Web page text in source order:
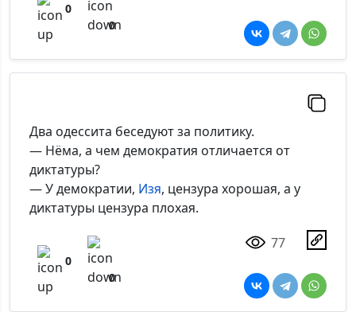
0
0
Два одессита беседуют за политику.
— Нёма, а чем демократия отличается от
диктатуры?
— У демократии, Изя, цензура хорошая, а у
диктатуры цензура плохая.
0
0
77